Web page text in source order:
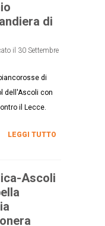
di
il 30 Settembre
di
dell'Ascoli con
il Lecce.
LEGGI TUTTO
Ascoli